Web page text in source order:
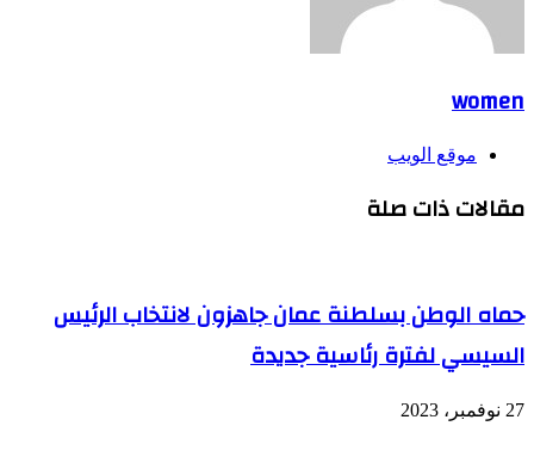
women
موقع الويب
مقالات ذات صلة
حماه الوطن بسلطنة عمان جاهزون لانتخاب الرئيس
السيسي لفترة رئاسية جديدة
27 نوفمبر، 2023